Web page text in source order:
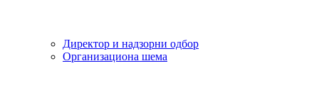
Директор и надзорни одбор
Организациона шема